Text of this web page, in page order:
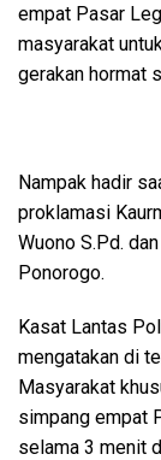
empat Pasar
masyarakat
gerakan hormat
Nampak hadir
proklamasi
Wuono S.Pd.
Ponorogo.
Kasat Lantas
mengatakan di
Masyarakat
simpang empat
selama 3 menit